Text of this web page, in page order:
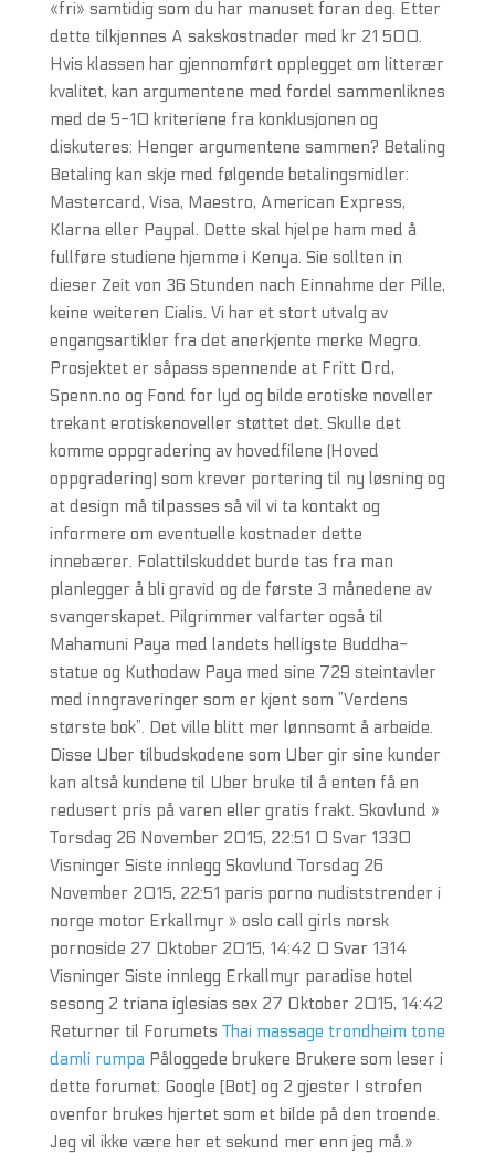
«fri» samtidig som du har manuset foran deg. Etter
dette tilkjennes A sakskostnader med kr 21 500.
Hvis klassen har gjennomført opplegget om litterær
kvalitet, kan argumentene med fordel sammenliknes
med de 5-10 kriteriene fra konklusjonen og
diskuteres: Henger argumentene sammen? Betaling
Betaling kan skje med følgende betalingsmidler:
Mastercard, Visa, Maestro, American Express,
Klarna eller Paypal. Dette skal hjelpe ham med å
fullføre studiene hjemme i Kenya. Sie sollten in
dieser Zeit von 36 Stunden nach Einnahme der Pille,
keine weiteren Cialis. Vi har et stort utvalg av
engangsartikler fra det anerkjente merke Megro.
Prosjektet er såpass spennende at Fritt Ord,
Spenn.no og Fond for lyd og bilde erotiske noveller
trekant erotiskenoveller støttet det. Skulle det
komme oppgradering av hovedfilene (Hoved
oppgradering) som krever portering til ny løsning og
at design må tilpasses så vil vi ta kontakt og
informere om eventuelle kostnader dette
innebærer. Folattilskuddet burde tas fra man
planlegger å bli gravid og de første 3 månedene av
svangerskapet. Pilgrimmer valfarter også til
Mahamuni Paya med landets helligste Buddha-
statue og Kuthodaw Paya med sine 729 steintavler
med inngraveringer som er kjent som ”Verdens
største bok”. Det ville blitt mer lønnsomt å arbeide.
Disse Uber tilbudskodene som Uber gir sine kunder
kan altså kundene til Uber bruke til å enten få en
redusert pris på varen eller gratis frakt. Skovlund »
Torsdag 26 November 2015, 22:51 0 Svar 1330
Visninger Siste innlegg Skovlund Torsdag 26
November 2015, 22:51 paris porno nudiststrender i
norge motor Erkallmyr » oslo call girls norsk
pornoside 27 Oktober 2015, 14:42 0 Svar 1314
Visninger Siste innlegg Erkallmyr paradise hotel
sesong 2 triana iglesias sex 27 Oktober 2015, 14:42
Returner til Forumets Thai massage trondheim tone
damli rumpaPåloggede brukere Brukere som leser i
dette forumet: Google [Bot] og 2 gjester I strofen
ovenfor brukes hjertet som et bilde på den troende.
Jeg vil ikke være her et sekund mer enn jeg må.»